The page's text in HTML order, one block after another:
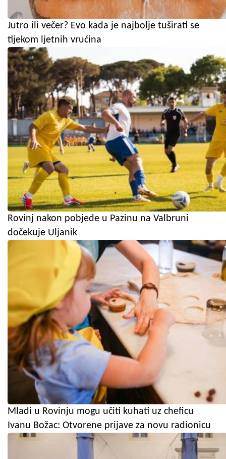
Jutro ili večer? Evo kada je najbolje tuširati se
tijekom ljetnih vrućina
Rovinj nakon pobjede u Pazinu na Valbruni
dočekuje Uljanik
Mladi u Rovinju mogu učiti kuhati uz cheficu
Ivanu Božac: Otvorene prijave za novu radionicu